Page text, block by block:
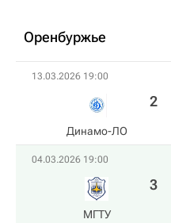
Оренбуржье
13.03.2026 19:00
Динамо-ЛО
2
04.03.2026 19:00
МГТУ
3